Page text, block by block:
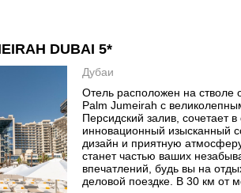
DUBAI 5*
Дубаи
Отель расположен на стволе
Palm Jumeirah с
Персидский залив, сочетает в
инновационный изысканный
дизайн и приятную
станет частью ваших
впечатлений, будь вы на
деловой поездке. В 30 км от